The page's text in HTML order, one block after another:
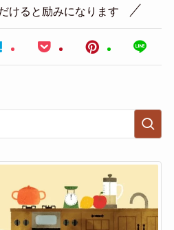
けると励みになります